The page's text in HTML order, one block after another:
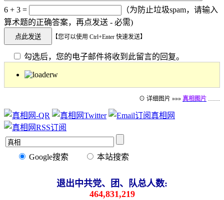
6 + 3 =
（为防止垃圾spam，请输入
算术题的正确答案，再点发送 - 必需)
【您可以使用 Ctrl+Enter 快速发送】
勾选后，您的电子邮件将收到此留言的回复。
⊙ 详细图片 »»» 真相图片 ……
Google搜索 本站搜索
退出中共党、团、队总人数:
464,831,219